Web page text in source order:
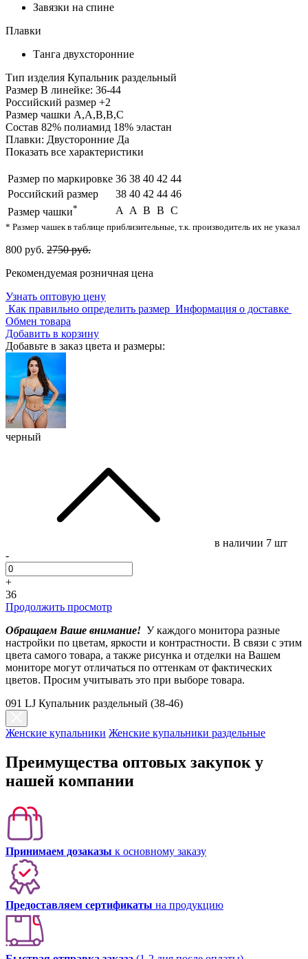
Завязки на спине
Плавки
Танга двухсторонние
Тип изделия Купальник раздельный
Размер В линейке: 36-44
Российский размер +2
Размер чашки A,A,B,B,C
Состав 82% полиамид 18% эластан
Плавки: Двусторонние Да
Показать все характеристики
Размер по маркировке 36 38 40 42 44
Российский размер
38 40 42 44 46
Размер чашки* A A B B C
* Размер чашек в таблице приблизительные, т.к. производитель их не указал
800 руб. 2750 руб.
Рекомендуемая розничная цена
Узнать оптовую цену
Как правильно определить размер Информация о доставке
Обмен товара
Добавить в корзину
Добавьте в заказ цвета и размеры:
черный
в наличии 7 шт
-
+
36
Продолжить просмотр
Обращаем Ваше внимание! У каждого монитора разные
настройки по цветам, яркости и контрастности. В связи с этим
цвета самого товара, а также рисунка и отделки на Вашем
мониторе могут отличаться по оттенкам от фактических
цветов. Просим учитывать это при выборе товара.
091 LJ Купальник раздельный (38-46)
Женские купальники Женские купальники раздельные
Преимущества оптовых закупок у
нашей компании
Принимаем дозаказы к основному заказу
Предоставляем сертификаты на продукцию